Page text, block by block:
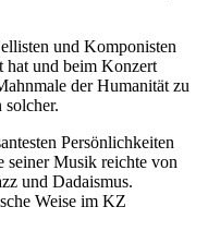
und Komponisten
hat und beim Konzert
der Humanität zu
solcher.
Persönlichkeiten
seiner Musik reichte von
und Dadaismus.
Weise im KZ